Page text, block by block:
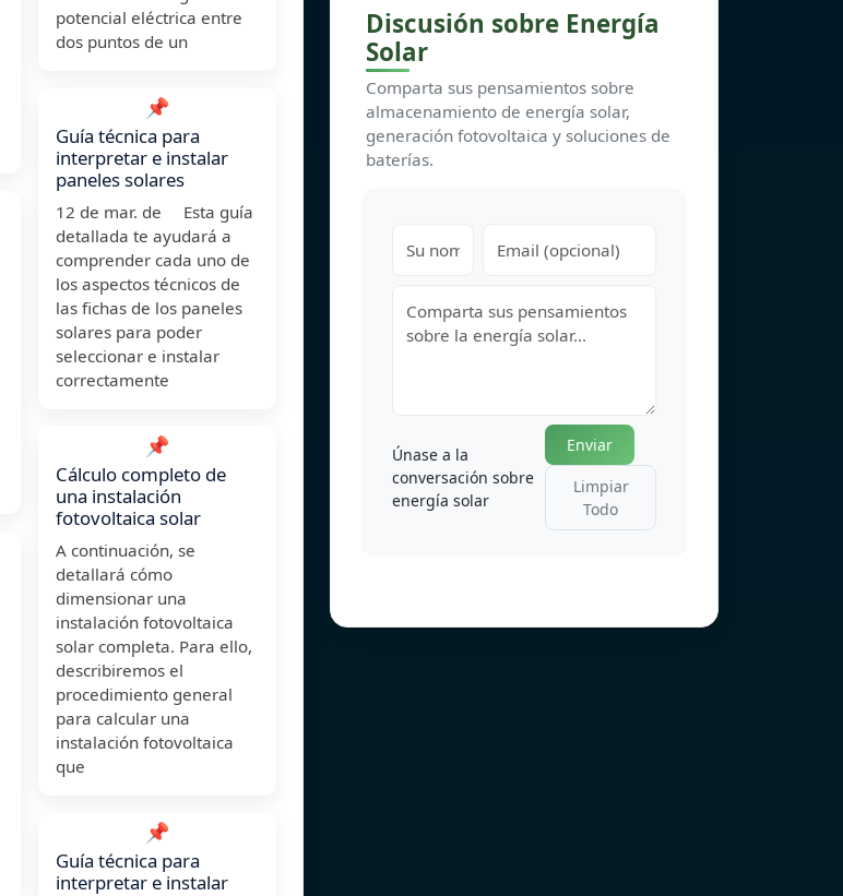
potencial eléctrica entre
dos puntos de un
📌
Guía técnica para
interpretar e instalar
paneles solares
12 de mar. de Esta guía
detallada te ayudará a
comprender cada uno de
los aspectos técnicos de
las fichas de los paneles
solares para poder
seleccionar e instalar
correctamente
📌
Cálculo completo de
una instalación
fotovoltaica solar
A continuación, se
detallará cómo
dimensionar una
instalación fotovoltaica
solar completa. Para ello,
describiremos el
procedimiento general
para calcular una
instalación fotovoltaica
que
📌
Guía técnica para
interpretar e instalar
Discusión sobre Energía
Solar
Comparta sus pensamientos sobre
almacenamiento de energía solar,
generación fotovoltaica y soluciones de
baterías.
Únase a la
conversación sobre
energía solar
Enviar
Limpiar
Todo